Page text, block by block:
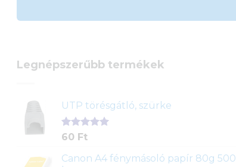
Legnépszerűbb termékek
UTP törésgátló, szürke
Értékelés
ből,
1
értékelés
60 Ft
Canon A4 fénymásoló papír 80g 500